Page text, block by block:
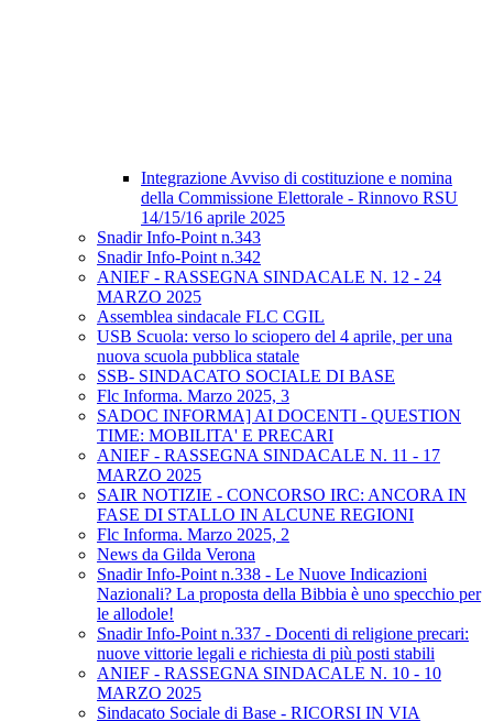
Integrazione Avviso di costituzione e nomina
della Commissione Elettorale - Rinnovo RSU
14/15/16 aprile 2025
Snadir Info-Point n.343
Snadir Info-Point n.342
ANIEF - RASSEGNA SINDACALE N. 12 - 24
MARZO 2025
Assemblea sindacale FLC CGIL
USB Scuola: verso lo sciopero del 4 aprile, per una
nuova scuola pubblica statale
SSB- SINDACATO SOCIALE DI BASE
Flc Informa. Marzo 2025, 3
SADOC INFORMA] AI DOCENTI - QUESTION
TIME: MOBILITA' E PRECARI
ANIEF - RASSEGNA SINDACALE N. 11 - 17
MARZO 2025
SAIR NOTIZIE - CONCORSO IRC: ANCORA IN
FASE DI STALLO IN ALCUNE REGIONI
Flc Informa. Marzo 2025, 2
News da Gilda Verona
Snadir Info-Point n.338 - Le Nuove Indicazioni
Nazionali? La proposta della Bibbia è uno specchio per
le allodole!
Snadir Info-Point n.337 - Docenti di religione precari:
nuove vittorie legali e richiesta di più posti stabili
ANIEF - RASSEGNA SINDACALE N. 10 - 10
MARZO 2025
Sindacato Sociale di Base - RICORSI IN VIA